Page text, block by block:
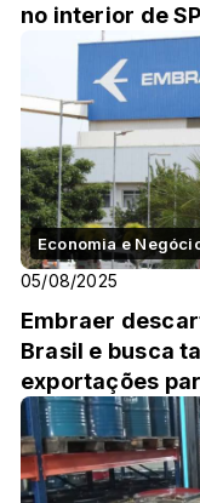
no interior de SP
Economia e
05/08/2025
Embraer
Brasil e busca
exportações